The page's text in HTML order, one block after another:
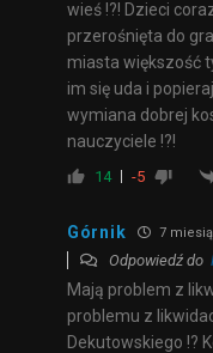
wieś !?! Dzieci
przerośnięta do
miasta większość
im się uda i
wymiana dobrej
nauczyciele !?!
14 -5
Górnik 7
Odpowiedź do
Mają problem z
problemu z
Dekutowskiego !?